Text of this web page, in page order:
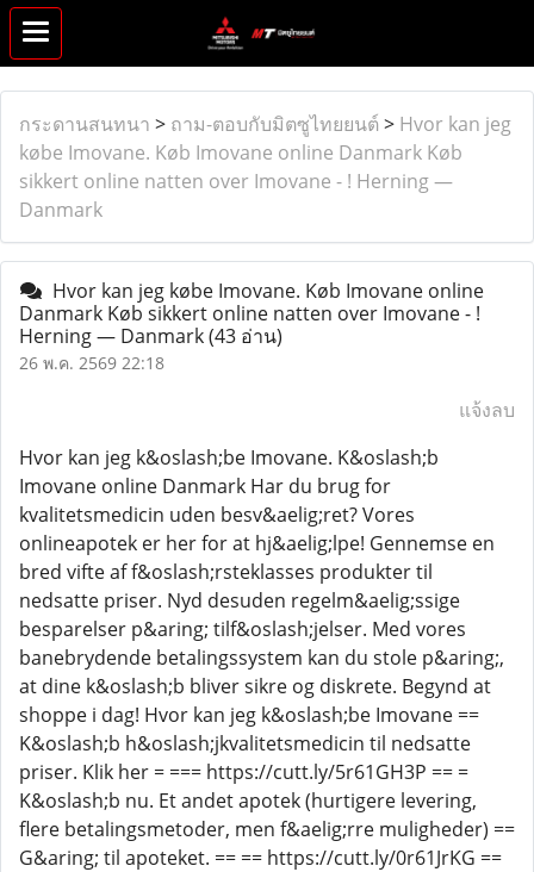
กระดานสนทนา > ถาม-ตอบกับมิตซูไทยยนต์ > Hvor kan jeg
købe Imovane. Køb Imovane online Danmark Køb
sikkert online natten over Imovane - ! Herning —
Danmark
Hvor kan jeg købe Imovane. Køb Imovane online
Danmark Køb sikkert online natten over Imovane - !
Herning — Danmark(43 อ่าน)
26 พ.ค. 2569 22:18
แจ้งลบ
Hvor kan jeg k&oslash;be Imovane. K&oslash;b
Imovane online Danmark Har du brug for
kvalitetsmedicin uden besv&aelig;ret? Vores
onlineapotek er her for at hj&aelig;lpe! Gennemse en
bred vifte af f&oslash;rsteklasses produkter til
nedsatte priser. Nyd desuden regelm&aelig;ssige
besparelser p&aring; tilf&oslash;jelser. Med vores
banebrydende betalingssystem kan du stole p&aring;,
at dine k&oslash;b bliver sikre og diskrete. Begynd at
shoppe i dag! Hvor kan jeg k&oslash;be Imovane ==
K&oslash;b h&oslash;jkvalitetsmedicin til nedsatte
priser. Klik her = === https://cutt.ly/5r61GH3P == =
K&oslash;b nu. Et andet apotek (hurtigere levering,
flere betalingsmetoder, men f&aelig;rre muligheder) ==
G&aring; til apoteket. == == https://cutt.ly/0r61JrKG ==